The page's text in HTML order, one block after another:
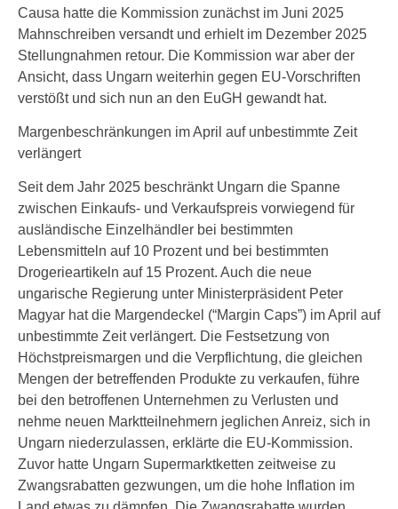
Causa hatte die Kommission zunächst im Juni 2025
Mahnschreiben versandt und erhielt im Dezember 2025
Stellungnahmen retour. Die Kommission war aber der
Ansicht, dass Ungarn weiterhin gegen EU-Vorschriften
verstößt und sich nun an den EuGH gewandt hat.
Margenbeschränkungen im April auf unbestimmte Zeit
verlängert
Seit dem Jahr 2025 beschränkt Ungarn die Spanne
zwischen Einkaufs- und Verkaufspreis vorwiegend für
ausländische Einzelhändler bei bestimmten
Lebensmitteln auf 10 Prozent und bei bestimmten
Drogerieartikeln auf 15 Prozent. Auch die neue
ungarische Regierung unter Ministerpräsident Peter
Magyar hat die Margendeckel (“Margin Caps”) im April auf
unbestimmte Zeit verlängert. Die Festsetzung von
Höchstpreismargen und die Verpflichtung, die gleichen
Mengen der betreffenden Produkte zu verkaufen, führe
bei den betroffenen Unternehmen zu Verlusten und
nehme neuen Marktteilnehmern jeglichen Anreiz, sich in
Ungarn niederzulassen, erklärte die EU-Kommission.
Zuvor hatte Ungarn Supermarktketten zeitweise zu
Zwangsrabatten gezwungen, um die hohe Inflation im